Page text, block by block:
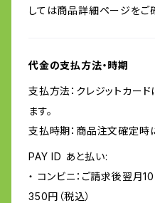
しては商品詳細ページをご
代金の支払方法・時期
支払方法：クレジットカー
ます。
支払時期：商品注文確定時
PAY ID あと払い:
・ コンビニ：ご請求後翌月
350円（税込）